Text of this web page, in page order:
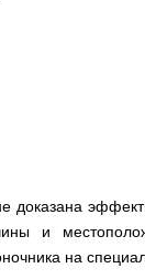
и
на